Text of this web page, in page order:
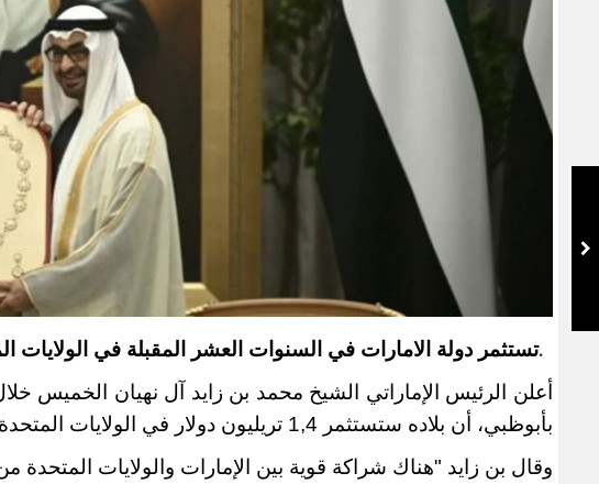
.تستثمر دولة الامارات في السنوات العشر المقبلة في الولايات المتحدة ب1,4
أعلن الرئيس الإماراتي الشيخ محمد بن زايد آل نهيان الخميس
بأبوظبي، أن بلاده ستستثمر 1,4 تريليون دولار في الولايات المتحدة خلال السنوات العشر المقبلة
وقال بن زايد "هناك شراكة قوية بين الإمارات والولايات المتحدة